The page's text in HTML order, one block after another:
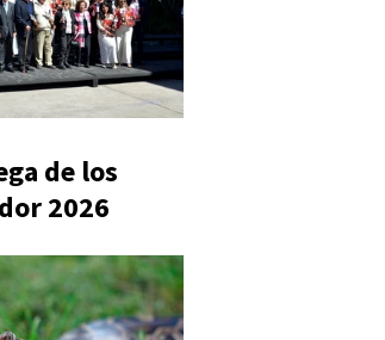
de los
2026